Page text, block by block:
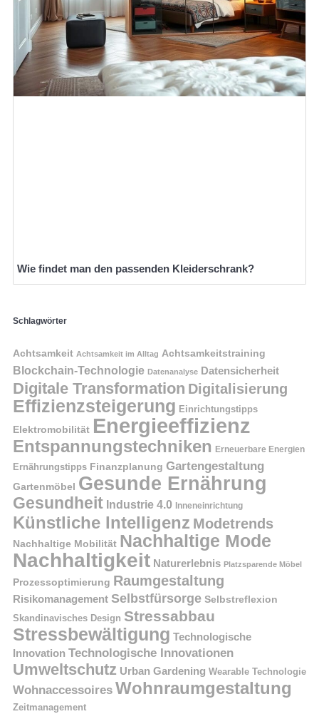
Wie findet man den passenden Kleiderschrank?
Schlagwörter
Achtsamkeit Achtsamkeit im Alltag Achtsamkeitstraining
Blockchain-Technologie Datenanalyse Datensicherheit
Digitale Transformation Digitalisierung
Effizienzsteigerung Einrichtungstipps
Elektromobilität Energieeffizienz
Entspannungstechniken Erneuerbare Energien
Ernährungstipps Finanzplanung Gartengestaltung
Gartenmöbel Gesunde Ernährung
Gesundheit Industrie 4.0 Inneneinrichtung
Künstliche Intelligenz Modetrends
Nachhaltige Mobilität Nachhaltige Mode
Nachhaltigkeit Naturerlebnis Platzsparende Möbel
Prozessoptimierung Raumgestaltung
Risikomanagement Selbstfürsorge Selbstreflexion
Skandinavisches Design Stressabbau
Stressbewältigung Technologische
Innovation Technologische Innovationen
Umweltschutz Urban Gardening Wearable Technologie
Wohnaccessoires Wohnraumgestaltung
Zeitmanagement